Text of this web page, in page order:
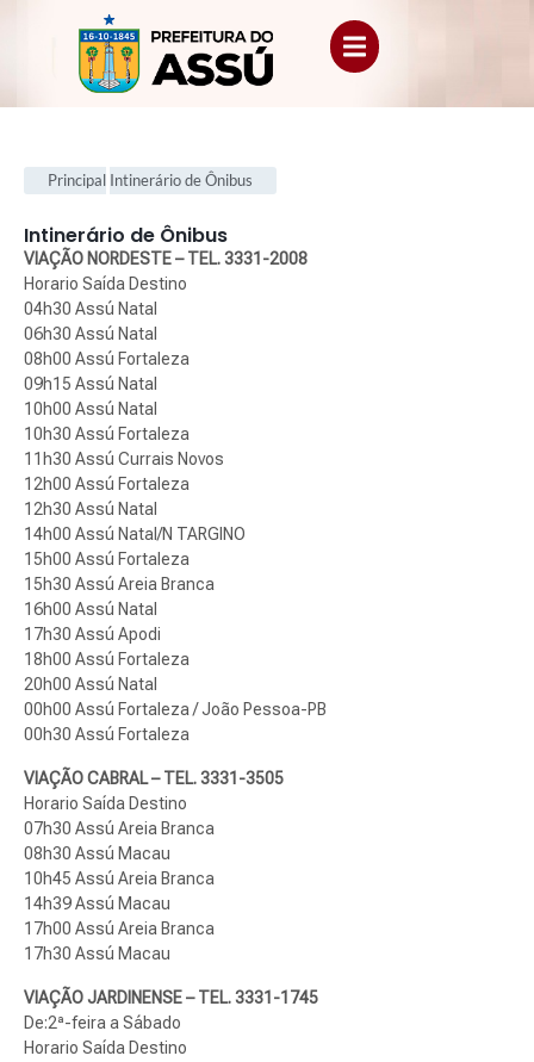
Principal Intinerário de Ônibus
Intinerário de Ônibus
VIAÇÃO NORDESTE – TEL. 3331-2008
Horario Saída Destino
04h30 Assú Natal
06h30 Assú Natal
08h00 Assú Fortaleza
09h15 Assú Natal
10h00 Assú Natal
10h30 Assú Fortaleza
11h30 Assú Currais Novos
12h00 Assú Fortaleza
12h30 Assú Natal
14h00 Assú Natal/N TARGINO
15h00 Assú Fortaleza
15h30 Assú Areia Branca
16h00 Assú Natal
17h30 Assú Apodi
18h00 Assú Fortaleza
20h00 Assú Natal
00h00 Assú Fortaleza / João Pessoa-PB
00h30 Assú Fortaleza
VIAÇÃO CABRAL – TEL. 3331-3505
Horario Saída Destino
07h30 Assú Areia Branca
08h30 Assú Macau
10h45 Assú Areia Branca
14h39 Assú Macau
17h00 Assú Areia Branca
17h30 Assú Macau
VIAÇÃO JARDINENSE – TEL. 3331-1745
De:2ª-feira a Sábado
Horario Saída Destino